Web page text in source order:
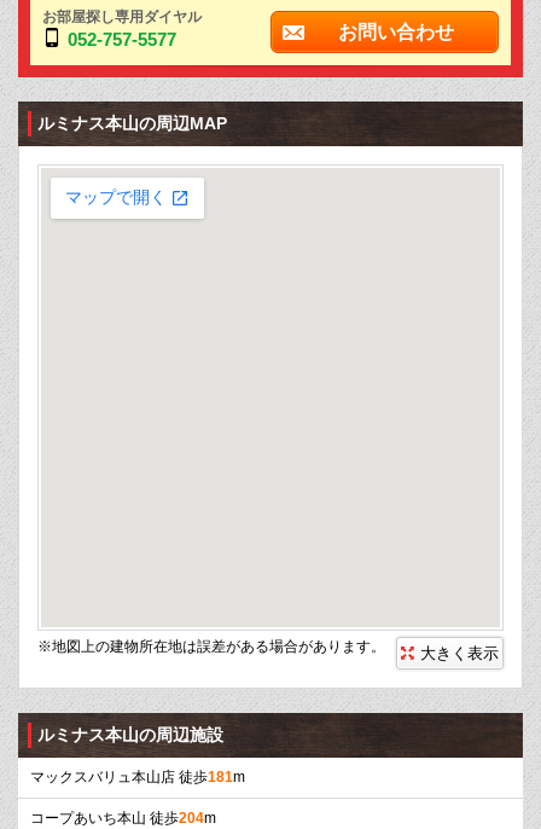
お部屋探し専用ダイヤル
052-757-5577 お問い合わせ
ルミナス本山の周辺MAP
※地図上の建物所在地は誤差がある場合があります。 大きく表示
ルミナス本山の周辺施設
マックスバリュ本山店 徒歩181m
コープあいち本山 徒歩204m